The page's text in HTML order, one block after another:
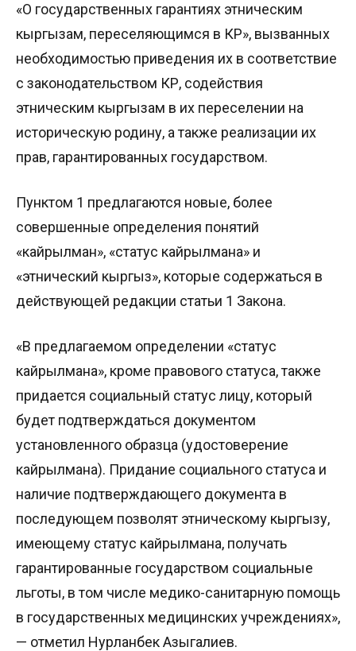
«О государственных гарантиях этническим
кыргызам, переселяющимся в КР», вызванных
необходимостью приведения их в соответствие
с законодательством КР, содействия
этническим кыргызам в их переселении на
историческую родину, а также реализации их
прав, гарантированных государством.
Пунктом 1 предлагаются новые, более
совершенные определения понятий
«кайрылман», «статус кайрылмана» и
«этнический кыргыз», которые содержаться в
действующей редакции статьи 1 Закона.
«В предлагаемом определении «статус
кайрылмана», кроме правового статуса, также
придается социальный статус лицу, который
будет подтверждаться документом
установленного образца (удостоверение
кайрылмана). Придание социального статуса и
наличие подтверждающего документа в
последующем позволят этническому кыргызу,
имеющему статус кайрылмана, получать
гарантированные государством социальные
льготы, в том числе медико-санитарную помощь
в государственных медицинских учреждениях»,
— отметил Нурланбек Азыгалиев.